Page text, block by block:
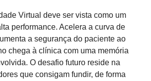
Virtual deve ser vista como um
performance. Acelera a curva de
a segurança do paciente ao
chega à clínica com uma memória
O desafio futuro reside na
que consigam fundir, de forma